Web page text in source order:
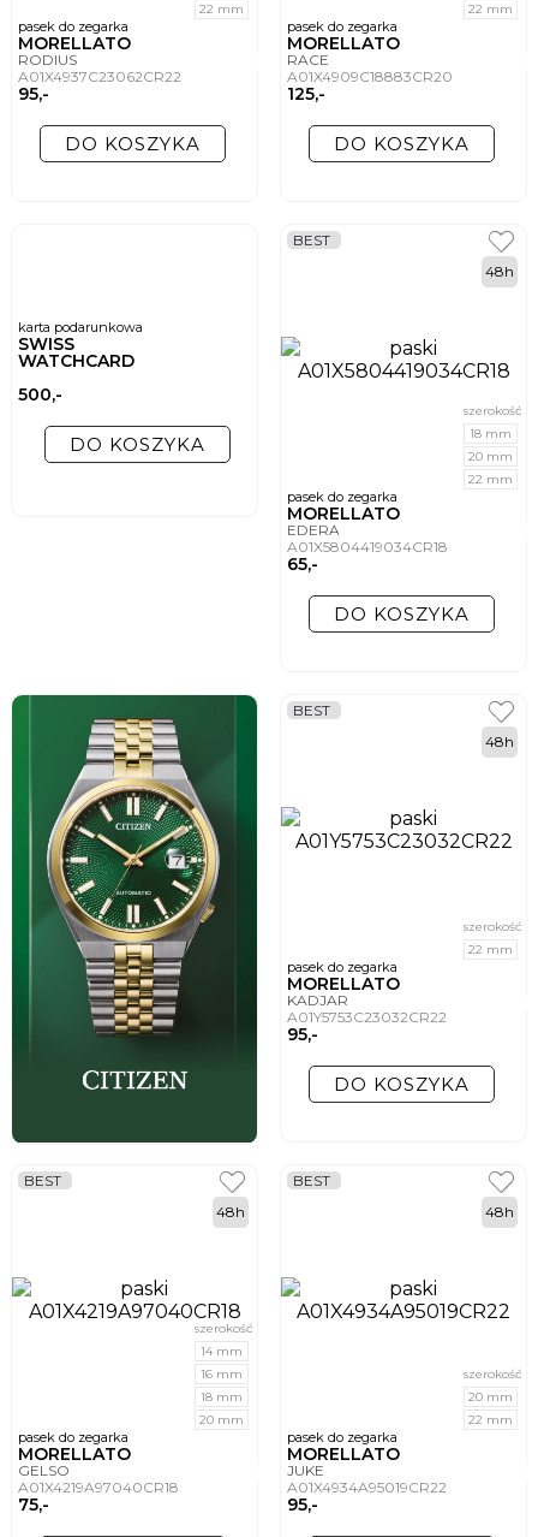
pasek do zegarka
MORELLATO
RODIUS
A01X4937C23062CR22
95,-
22 mm
DO KOSZYKA
pasek do zegarka
MORELLATO
RACE
A01X4909C18883CR20
125,-
22 mm
DO KOSZYKA
karta podarunkowa
SWISS
WATCHCARD
500,-
DO KOSZYKA
pasek do zegarka
MORELLATO
EDERA
A01X5804419034CR18
65,-
BEST
szerokość
18 mm
20 mm
22 mm
48h
DO KOSZYKA
pasek do zegarka
MORELLATO
KADJAR
A01Y5753C23032CR22
95,-
BEST
szerokość
22 mm
48h
DO KOSZYKA
pasek do zegarka
MORELLATO
GELSO
A01X4219A97040CR18
75,-
BEST
szerokość
14 mm
16 mm
18 mm
20 mm
48h
pasek do zegarka
MORELLATO
JUKE
A01X4934A95019CR22
95,-
BEST
szerokość
20 mm
22 mm
48h